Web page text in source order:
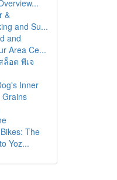
&
and Su...
and
Area Ce...
ล็อต พีเจ
Inner
The
Yoz...